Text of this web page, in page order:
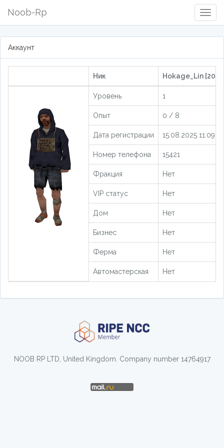
Noob-Rp
Аккаунт
Ник Hokage_Lin
Уровень 1
Опыт 0 / 8
Дата регистрации 15.08.2025 11:09:35
Номер телефона 15421
Фракция Нет
VIP статус Нет
Дом Нет
Бизнес Нет
Ферма Нет
Автомастерская Нет
NOOB RP LTD, United Kingdom. Company number 14764917